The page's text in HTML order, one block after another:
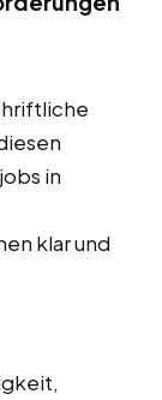
in
klar und